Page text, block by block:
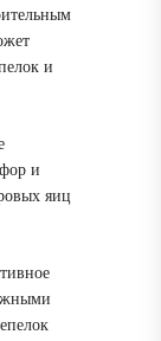
и
и
яиц